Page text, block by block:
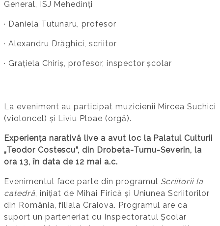
General, ISJ Mehedinți
· Daniela Tutunaru, profesor
· Alexandru Drăghici, scriitor
· Grațiela Chiriș, profesor, inspector școlar
La eveniment au participat muzicienii Mircea Suchici
(violoncel) și Liviu Ploae (orgă).
Experiența narativă live a avut loc la Palatul Culturii
„Teodor Costescu”, din Drobeta-Turnu-Severin, la
ora 13, în data de 12 mai a.c.
Evenimentul face parte din programul Scriitorii la
catedră, inițiat de Mihai Firică și Uniunea Scriitorilor
din România, filiala Craiova. Programul are ca
suport un parteneriat cu Inspectoratul Școlar